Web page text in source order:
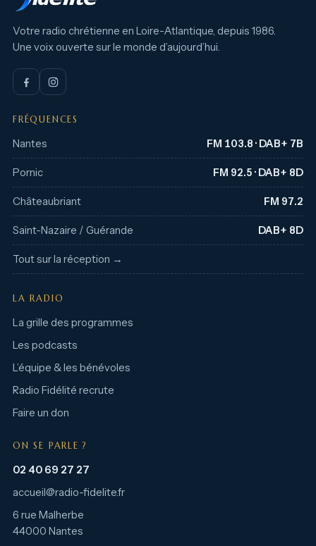
Votre radio chrétienne en Loire-Atlantique, depuis 1986.
Une voix ouverte sur le monde d’aujourd’hui.
FRÉQUENCES
Nantes FM 103.8 · DAB+ 7B
Pornic FM 92.5 · DAB+ 8D
Châteaubriant FM 97.2
Saint-Nazaire / Guérande DAB+ 8D
Tout sur la réception →
LA RADIO
La grille des programmes
Les podcasts
L’équipe & les bénévoles
Radio Fidélité recrute
Faire un don
ON SE PARLE ?
02 40 69 27 27
accueil@radio-fidelite.fr
6 rue Malherbe
44000 Nantes